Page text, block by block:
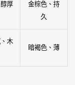
厚
金棕色、持
久
木
暗褐色、薄